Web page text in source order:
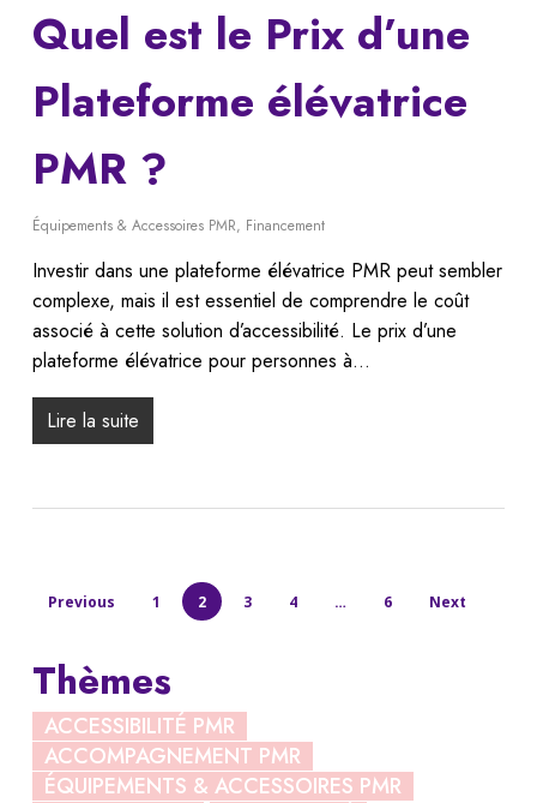
Quel est le Prix d’une
Plateforme élévatrice
PMR ?
Équipements & Accessoires PMR, Financement
Investir dans une plateforme élévatrice PMR peut sembler
complexe, mais il est essentiel de comprendre le coût
associé à cette solution d’accessibilité. Le prix d’une
plateforme élévatrice pour personnes à…
Lire la suite
Previous 1 2 3 4 … 6 Next
Thèmes
ACCESSIBILITÉ PMR
ACCOMPAGNEMENT PMR
ÉQUIPEMENTS & ACCESSOIRES PMR